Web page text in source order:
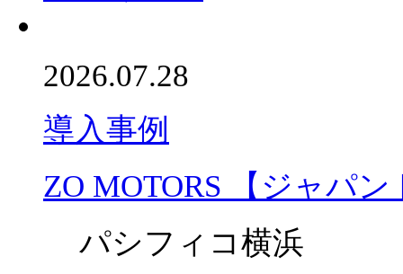
2026.07.28
導入事例
ZO MOTORS 【ジャパ
パシフィコ横浜